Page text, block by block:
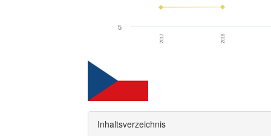
2017 2018
5
Inhaltsverzeichnis